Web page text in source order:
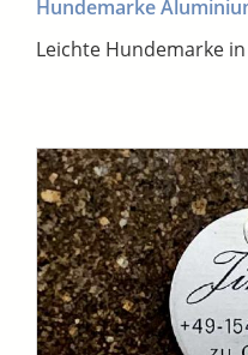
Hundemarke
Leichte Hundemarke